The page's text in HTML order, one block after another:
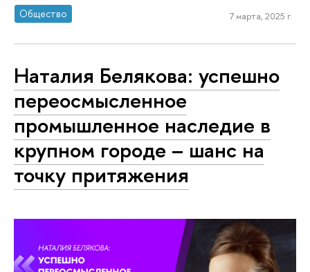
Общество 7 марта, 2025 г.
Наталия Белякова: успешно
переосмысленное
промышленное наследие в
крупном городе – шанс на
точку притяжения